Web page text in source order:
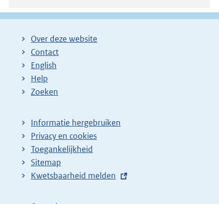
Over deze website
Contact
English
Help
Zoeken
Informatie hergebruiken
Privacy en cookies
Toegankelijkheid
Sitemap
E
t
Kwetsbaarheid melden